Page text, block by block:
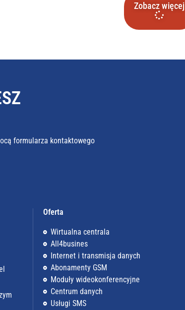
Zobacz więcej
formularza kontaktowego
Oferta
Wirtualna centrala
All4busines
Internet i transmisja danych
Abonamenty GSM
Moduły wideokonferencyjne
Centrum danych
Usługi SMS